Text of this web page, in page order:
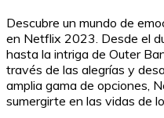
Descubre un mundo de
en Netflix 2023. Desde el
hasta la intriga de Outer
través de las alegrías y
amplia gama de opciones,
sumergirte en las vidas de